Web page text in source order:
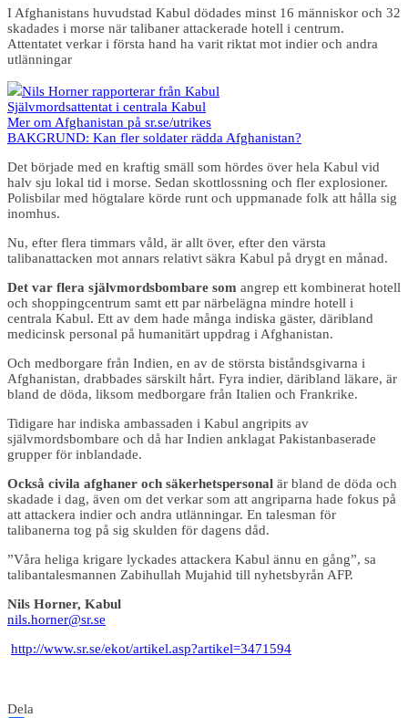
I Afghanistans huvudstad Kabul dödades minst 16 människor och 32
skadades i morse när talibaner attackerade hotell i centrum.
Attentatet verkar i första hand ha varit riktat mot indier och andra
utlänningar
Nils Horner rapporterar från Kabul
Självmordsattentat i centrala Kabul
Mer om Afghanistan på sr.se/utrikes
BAKGRUND: Kan fler soldater rädda Afghanistan?
Det började med en kraftig smäll som hördes över hela Kabul vid
halv sju lokal tid i morse. Sedan skottlossning och fler explosioner.
Polisbilar med högtalare körde runt och uppmanade folk att hålla sig
inomhus.
Nu, efter flera timmars våld, är allt över, efter den värsta
talibanattacken mot annars relativt säkra Kabul på drygt en månad.
Det var flera självmordsbombare som angrep ett kombinerat hotell
och shoppingcentrum samt ett par närbelägna mindre hotell i
centrala Kabul. Ett av dem hade många indiska gäster, däribland
medicinsk personal på humanitärt uppdrag i Afghanistan.
Och medborgare från Indien, en av de största biståndsgivarna i
Afghanistan, drabbades särskilt hårt. Fyra indier, däribland läkare, är
bland de döda, liksom medborgare från Italien och Frankrike.
Tidigare har indiska ambassaden i Kabul angripits av
självmordsbombare och då har Indien anklagat Pakistanbaserade
grupper för inblandade.
Också civila afghaner och säkerhetspersonal är bland de döda och
skadade i dag, även om det verkar som att angriparna hade fokus på
att attackera indier och andra utlänningar. En talesman för
talibanerna tog på sig skulden för dagens dåd.
”Våra heliga krigare lyckades attackera Kabul ännu en gång”, sa
talibantalesmannen Zabihullah Mujahid till nyhetsbyrån AFP.
Nils Horner, Kabul
nils.horner@sr.se
http://www.sr.se/ekot/artikel.asp?artikel=3471594
Dela